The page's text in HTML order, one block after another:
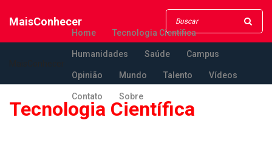
MaisConhecer
Home Tecnologia Científica
Humanidades Saúde Campus
Opinião Mundo Talento Vídeos
Contato Sobre
Tecnologia Científica